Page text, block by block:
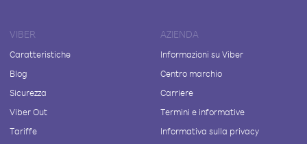
VIBER
Caratteristiche
Blog
Sicurezza
Viber Out
Tariffe
AZIENDA
Informazioni su Viber
Centro marchio
Carriere
Termini e informative
Informativa sulla privacy